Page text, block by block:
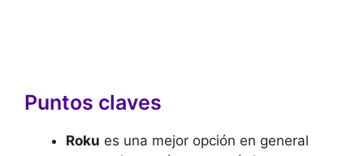
Puntos claves
Roku es una mejor opción en general